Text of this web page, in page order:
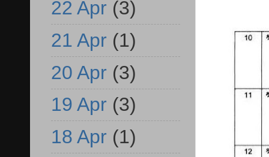
22 Apr (3)
21 Apr (1)
20 Apr (3)
19 Apr (3)
18 Apr (1)